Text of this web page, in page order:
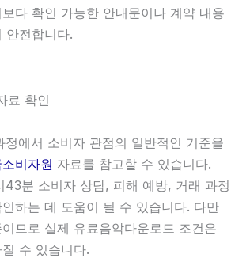
다 확인 가능한 안내문이나 계약 내용
안전합니다.
료 확인
정에서 소비자 관점의 일반적인 기준을
비자원 자료를 참고할 수 있습니다.
분 소비자 상담, 피해 예방, 거래 과정
하는 데 도움이 될 수 있습니다. 다만
므로 실제 유료음악다운로드 조건은
수 있습니다.